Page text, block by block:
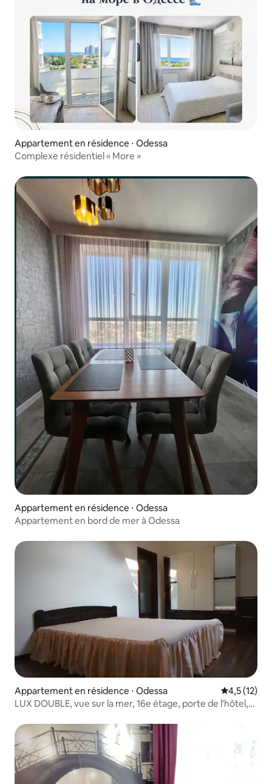
Appartement en résidence ⋅ Odessa
Complexe résidentiel « More »
Appartement en résidence ⋅ Odessa
Appartement en bord de mer à Odessa
Appartement en résidence ⋅ Odessa Évaluation
4,5 (12)
LUX DOUBLE, vue sur la mer, 16e étage, porte de l'hôtel,